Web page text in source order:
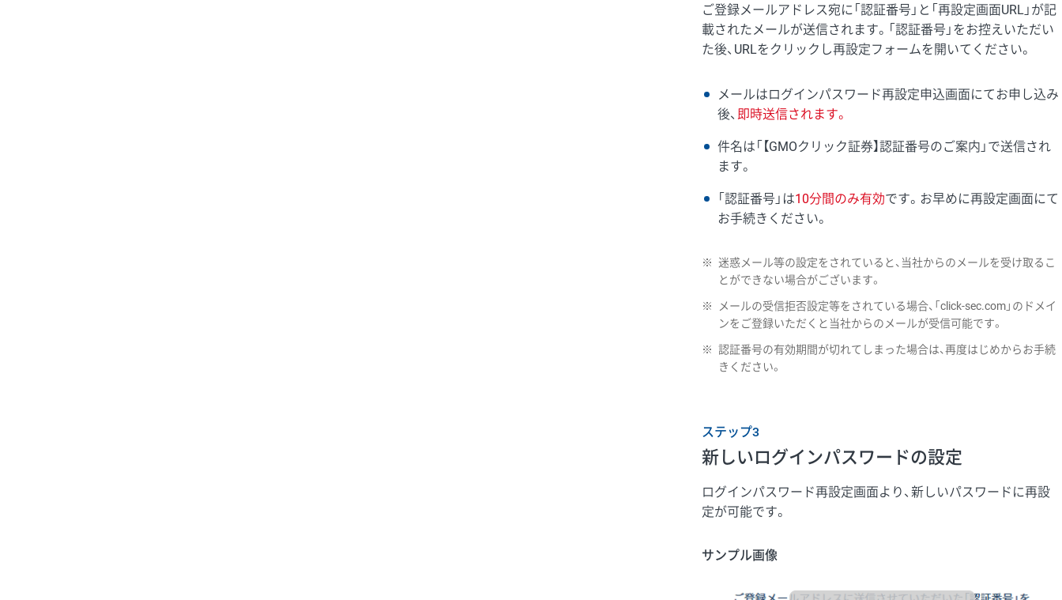
ご登録メールアドレス宛に「認証番号」と「再設定画面URL」が記
載されたメールが送信されます。「認証番号」をお控えいただい
た後、URLをクリックし再設定フォームを開いてください。
メールはログインパスワード再設定申込画面にてお申し込み
後、 即時送信されます。
件名は「【GMOクリック証券】認証番号のご案内」で送信され
ます。
「認証番号」は10分間のみ有効です。お早めに再設定画面にて
お手続きください。
※ 迷惑メール等の設定をされていると、当社からのメールを受け取るこ
とができない場合がございます。
※
メールの受信拒否設定等をされている場合、「click-sec.com」のドメイ
ンをご登録いただくと当社からのメールが受信可能です。
※ 認証番号の有効期間が切れてしまった場合は、再度はじめからお手続
きください。
ステップ3
新しいログインパスワードの設定
ログインパスワード再設定画面より、新しいパスワードに再設
定が可能です。
サンプル画像